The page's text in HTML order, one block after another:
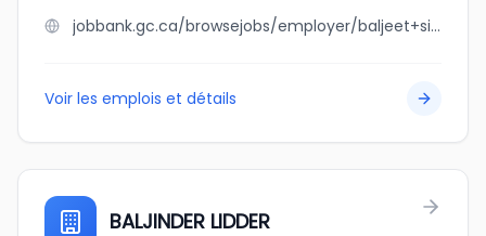
jobbank.gc.ca/browsejobs/employer/baljeet+singh/ca
Voir les emplois et détails
BALJINDER LIDDER